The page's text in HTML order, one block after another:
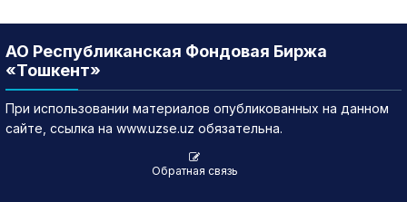
АО Республиканская Фондовая Биржа
«Тошкент»
При использовании материалов опубликованных на данном
сайте, ссылка на www.uzse.uz обязательна.
Обратная связь